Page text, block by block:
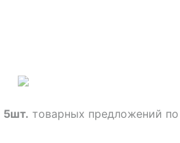
5шт. товарных предложений по